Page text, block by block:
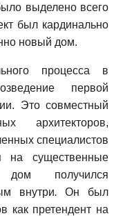
выделено всего
был кардинально
новый дом.
процесса в
первой
Это совместный
архитекторов,
специалистов
на существенные
дом получился
внутри.Он был
как претендент на